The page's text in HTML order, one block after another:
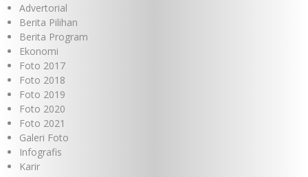
Advertorial
Berita Pilihan
Berita Program
Ekonomi
Foto 2017
Foto 2018
Foto 2019
Foto 2020
Foto 2021
Galeri Foto
Infografis
Karir